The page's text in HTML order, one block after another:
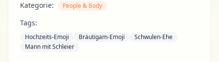
Kategorie: People & Body
Tags:
Hochzeits-Emoji Bräutigam-Emoji
Schwulen-Ehe
Mann mit Schleier